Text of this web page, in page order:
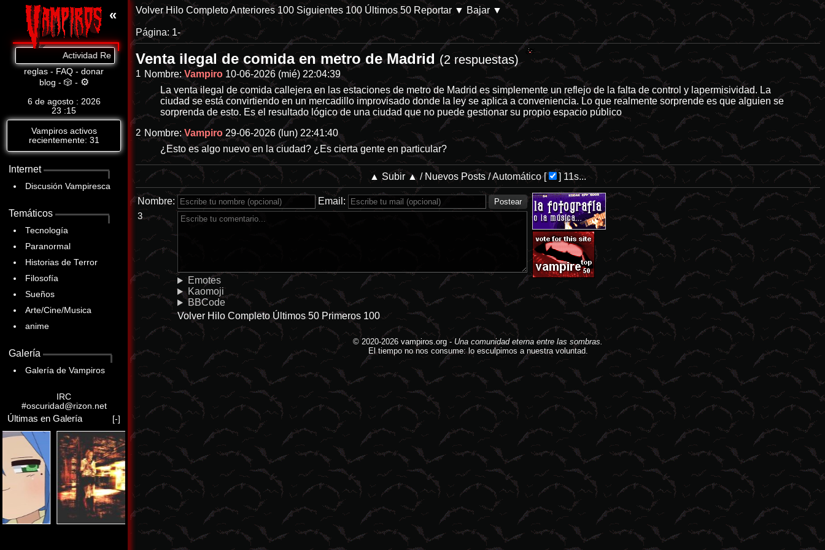
«
Actividad Reciente: Ne pues ni modo. Al final si valió polla, ya no se puede hacer nada, borraron todo los de LaiÑ. - Refugiados de ChanMX -
reglas - FAQ - donar
blog - 🎲 - ⚙
6 de agosto : 2026
23
15
Vampiros activos
recientemente: 31
Internet
Discusión Vampiresca
Temáticos
Tecnología
Paranormal
Historias de Terror
Filosofía
Sueños
Arte/Cine/Musica
anime
Galería
Galería de Vampiros
IRC
#oscuridad@rizon.net
Últimas en Galería [-]
Volver Hilo CompletoAnteriores 100 Siguientes 100 Últimos 50 Reportar ▼ Bajar ▼
Página: 1-
Venta ilegal de comida en metro de Madrid (2 respuestas)
1 Nombre:Vampiro 10-06-2026 (mié) 22:04:39
La venta ilegal de comida callejera en las estaciones de metro de Madrid es simplemente un reflejo de la falta de control y lapermisividad. La
ciudad se está convirtiendo en un mercadillo improvisado donde la ley se aplica a conveniencia. Lo que realmente sorprende es que alguien se
sorprenda de esto. Es el resultado lógico de una ciudad que no puede gestionar su propio espacio público
2 Nombre:Vampiro 29-06-2026 (lun) 22:41:40
¿Esto es algo nuevo en la ciudad? ¿Es cierta gente en particular?
▲ Subir ▲ /Nuevos Posts/Automático[ ] 11s...
Nombre: Email:
3
Emotes
Kaomoji
BBCode
Volver Hilo Completo Últimos 50 Primeros 100
© 2020-2026 vampiros.org - Una comunidad eterna entre las sombras.
El tiempo no nos consume: lo esculpimos a nuestra voluntad.